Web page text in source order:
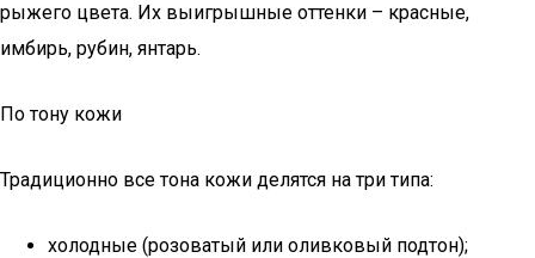
рыжего цвета. Их выигрышные оттенки – красные,
имбирь, рубин, янтарь.
По тону кожи
Традиционно все тона кожи делятся на три типа:
холодные (розоватый или оливковый подтон);